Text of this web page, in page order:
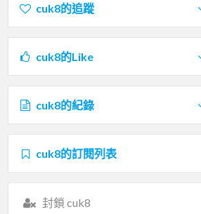
cuk8的追蹤
cuk8的Like
cuk8的紀錄
cuk8的訂閱列表
封鎖 cuk8